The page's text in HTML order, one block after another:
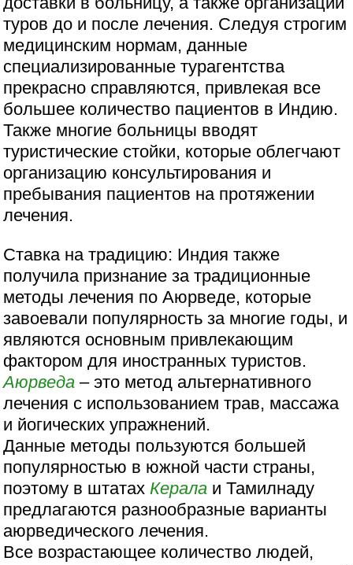
туров до и после лечения. Следуя строгим
медицинским нормам, данные
специализированные турагентства
прекрасно справляются, привлекая все
большее количество пациентов в Индию.
Также многие больницы вводят
туристические стойки, которые облегчают
организацию консультирования и
пребывания пациентов на протяжении
лечения.
Ставка на традицию: Индия также
получила признание за традиционные
методы лечения по Аюрведе, которые
завоевали популярность за многие годы, и
являются основным привлекающим
фактором для иностранных туристов.
Аюрведа – это метод альтернативного
лечения с использованием трав, массажа
и йогических упражнений.
Данные методы пользуются большей
популярностью в южной части страны,
поэтому в штатах Керала и Тамилнаду
предлагаются разнообразные варианты
аюрведического лечения.
Все возрастающее количество людей,